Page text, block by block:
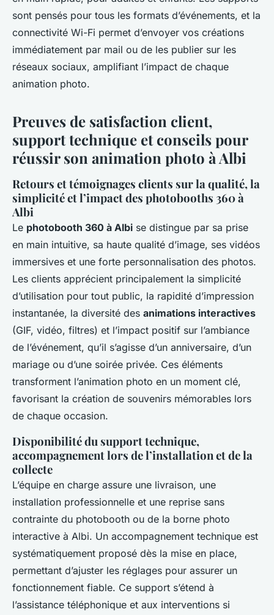
sont pensés pour tous les formats d’événements, et la
connectivité Wi-Fi permet d’envoyer vos créations
immédiatement par mail ou de les publier sur les
réseaux sociaux, amplifiant l’impact de chaque
animation photo.
Preuves de satisfaction client,
support technique et conseils pour
réussir son animation photo à Albi
Retours et témoignages clients sur la qualité, la
simplicité et l’impact des photobooths 360 à
Albi
Le photobooth 360 à Albi se distingue par sa prise
en main intuitive, sa haute qualité d’image, ses vidéos
immersives et une forte personnalisation des photos.
Les clients apprécient principalement la simplicité
d’utilisation pour tout public, la rapidité d’impression
instantanée, la diversité des animations interactives
(GIF, vidéo, filtres) et l’impact positif sur l’ambiance
de l’événement, qu’il s’agisse d’un anniversaire, d’un
mariage ou d’une soirée privée. Ces éléments
transforment l’animation photo en un moment clé,
favorisant la création de souvenirs mémorables lors
de chaque occasion.
Disponibilité du support technique,
accompagnement lors de l’installation et de la
collecte
L’équipe en charge assure une livraison, une
installation professionnelle et une reprise sans
contrainte du photobooth ou de la borne photo
interactive à Albi. Un accompagnement technique est
systématiquement proposé dès la mise en place,
permettant d’ajuster les réglages pour assurer un
fonctionnement fiable. Ce support s’étend à
l’assistance téléphonique et aux interventions si